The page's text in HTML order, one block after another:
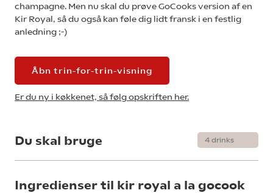
champagne. Men nu skal du prøve GoCooks version af en
Kir Royal, så du også kan føle dig lidt fransk i en festlig
anledning ;-)
Åbn trin-for-trin-visning
Er du ny i køkkenet, så følg opskriften her.
Du skal bruge
Ingredienser til kir royal a la gocook